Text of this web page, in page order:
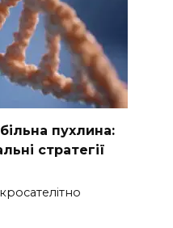
пухлина:
стратегії